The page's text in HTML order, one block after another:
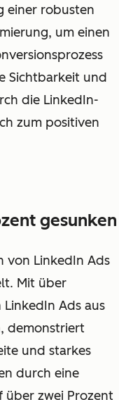
einer robusten
um einen
Sichtbarkeit und
die LinkedIn-
zum positiven
gesunken
von LinkedIn Ads
Mit über
Ads aus
demonstriert
und starkes
durch eine
über zwei Prozent